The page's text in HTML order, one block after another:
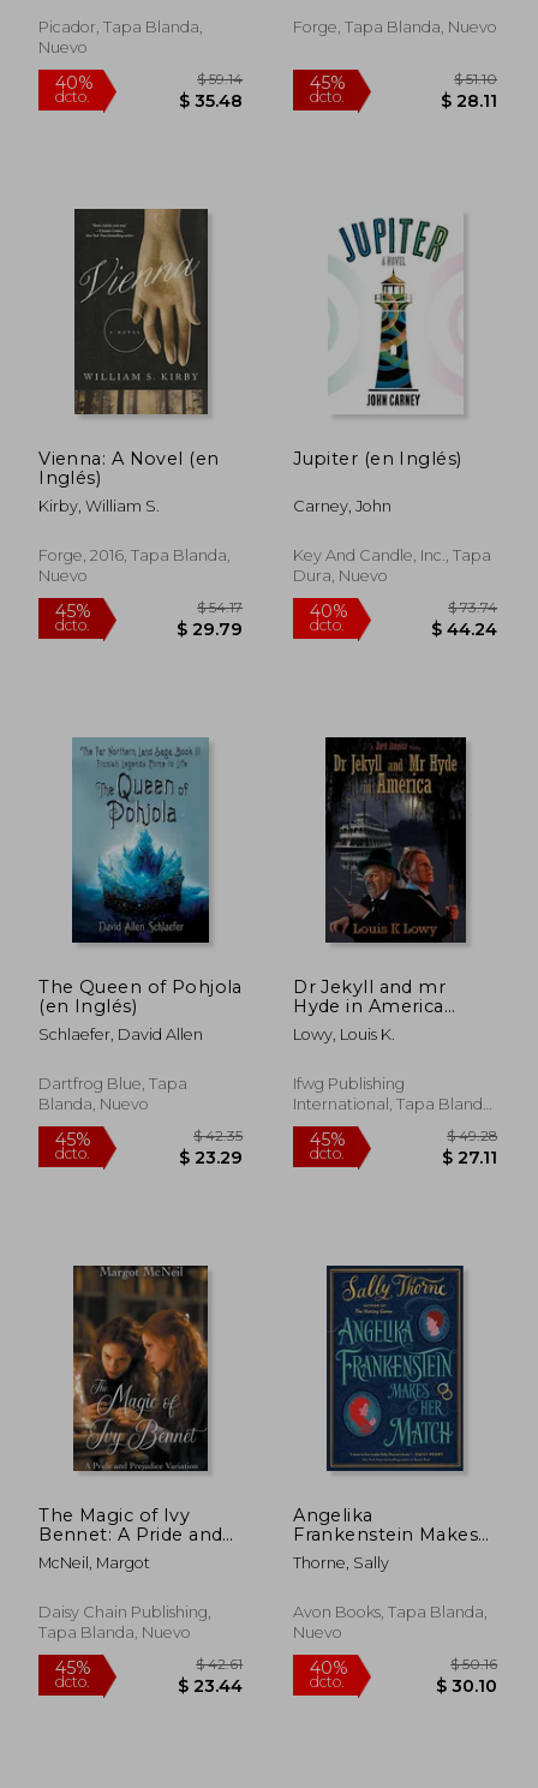
Picador, Tapa Blanda,
Nuevo
40%
dcto. $ 35.48
Forge, Tapa Blanda, Nuevo
45%
dcto.
Vienna: A Novel (en
Inglés)
Kirby, William S.
Forge, 2016, Tapa Blanda,
Nuevo
$ 29.79
Jupiter (en Inglés)
Carney, John
Key And Candle, Inc., Tapa
Dura, Nuevo
The Queen of Pohjola
(en Inglés)
Schlaefer, David Allen
Dartfrog Blue, Tapa
Blanda, Nuevo
45%
dcto.
$ 42.35
Dr Jekyll and mr
Hyde in America
(Dark Iconica) (en
Inglés)
Lowy, Louis K.
Ifwg Publishing
International, Tapa Blanda,
Nuevo
45%
dcto.
The Magic of Ivy
Bennet: A Pride and
Prejudice Variation
(en Inglés)
McNeil, Margot
Daisy Chain Publishing,
Tapa Blanda, Nuevo
Angelika
Frankenstein Makes
her Match: A Novel
(en Inglés)
Thorne, Sally
Avon Books, Tapa Blanda,
Nuevo